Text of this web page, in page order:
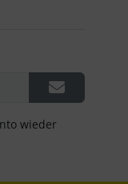
wieder